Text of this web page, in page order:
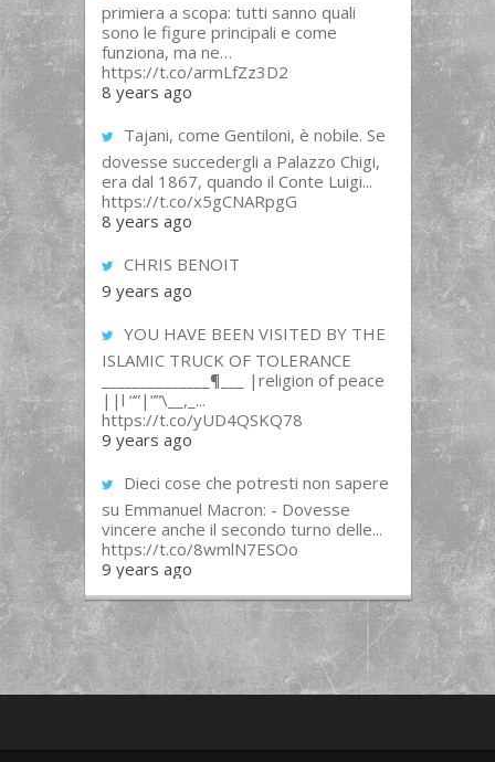
primiera a scopa: tutti sanno quali
sono le figure principali e come
funziona, ma ne…
https://t.co/armLfZz3D2
8 years ago
Tajani, come Gentiloni, è nobile. Se
dovesse succedergli a Palazzo Chigi,
era dal 1867, quando il Conte Luigi...
https://t.co/x5gCNARpgG
8 years ago
CHRIS BENOIT
9 years ago
YOU HAVE BEEN VISITED BY THE
ISLAMIC TRUCK OF TOLERANCE
______________¶___ |religion of peace
||l “”|””\__,_...
https://t.co/yUD4QSKQ78
9 years ago
Dieci cose che potresti non sapere
su Emmanuel Macron: - Dovesse
vincere anche il secondo turno delle...
https://t.co/8wmlN7ESOo
9 years ago